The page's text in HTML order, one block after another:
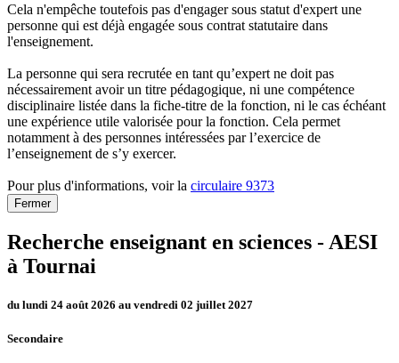
Cela n'empêche toutefois pas d'engager sous statut d'expert une
personne qui est déjà engagée sous contrat statutaire dans
l'enseignement.
La personne qui sera recrutée en tant qu’expert ne doit pas
nécessairement avoir un titre pédagogique, ni une compétence
disciplinaire listée dans la fiche-titre de la fonction, ni le cas échéant
une expérience utile valorisée pour la fonction. Cela permet
notamment à des personnes intéressées par l’exercice de
l’enseignement de s’y exercer.
Pour plus d'informations, voir la circulaire 9373
Fermer
Recherche enseignant en sciences - AESI
à Tournai
du lundi 24 août 2026 au vendredi 02 juillet 2027
Secondaire